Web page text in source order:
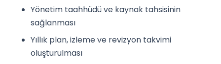
Yönetim taahhüdü ve kaynak tahsisinin
sağlanması
Yıllık plan, izleme ve revizyon takvimi
oluşturulması